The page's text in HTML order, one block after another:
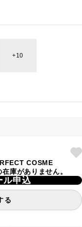
10
COSME
庫がありません。
ル申込
る